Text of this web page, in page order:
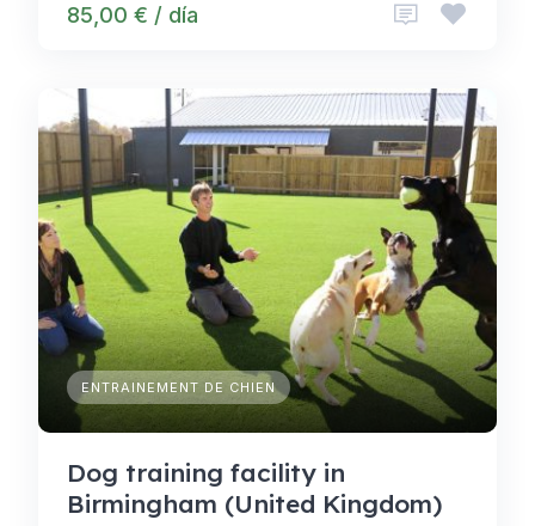
85,00 € / día
ENTRAINEMENT DE CHIEN
Dog training facility in
Birmingham (United Kingdom)